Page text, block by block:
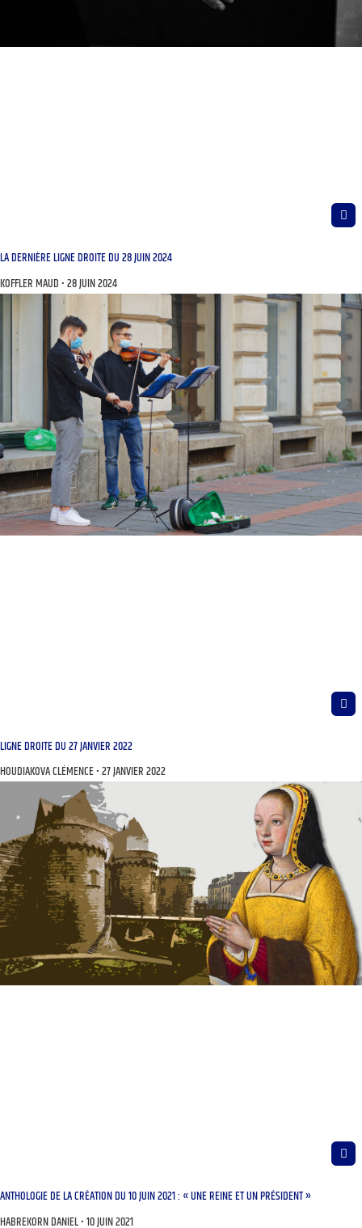
LA DERNIÈRE LIGNE DROITE DU 28 JUIN 2024
KOFFLER MAUD 28 JUIN 2024
LIGNE DROITE DU 27 JANVIER 2022
HOUDIAKOVA CLÉMENCE 27 JANVIER 2022
ANTHOLOGIE DE LA CRÉATION DU 10 JUIN 2021 : « UNE REINE ET UN PRÉSIDENT »
HABREKORN DANIEL 10 JUIN 2021